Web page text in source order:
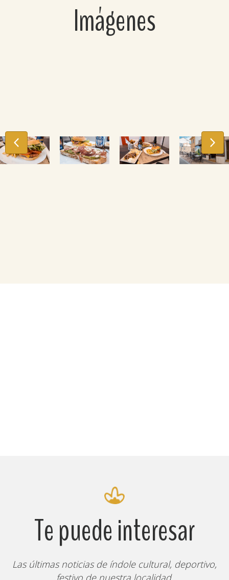
Imágenes
Te puede interesar
Las últimas noticias de índole cultural, deportivo,
festivo de nuestra localidad.